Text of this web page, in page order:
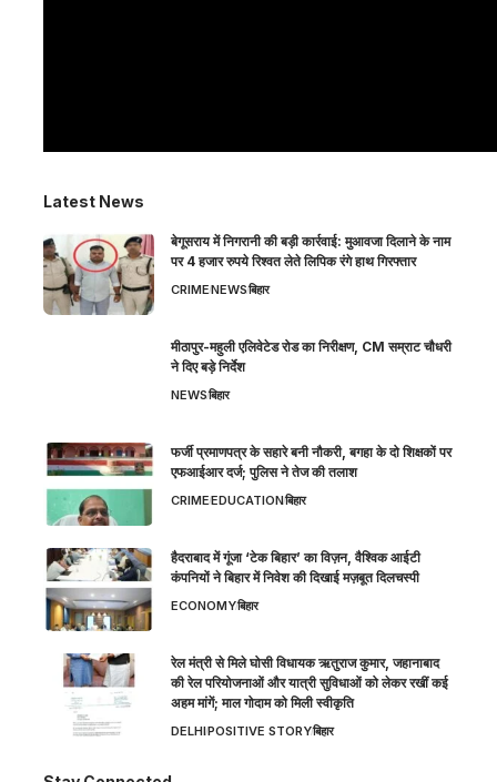
Latest News
बेगूसराय में निगरानी की बड़ी कार्रवाई: मुआवजा दिलाने के नाम
पर 4 हजार रुपये रिश्वत लेते लिपिक रंगे हाथ गिरफ्तार
CRIMENEWSबिहार
मीठापुर-महुली एलिवेटेड रोड का निरीक्षण, CM सम्राट चौधरी
ने दिए बड़े निर्देश
NEWSबिहार
फर्जी प्रमाणपत्र के सहारे बनी नौकरी, बगहा के दो शिक्षकों पर
एफआईआर दर्ज; पुलिस ने तेज की तलाश
CRIMEEDUCATIONबिहार
हैदराबाद में गूंजा ‘टेक बिहार’ का विज़न, वैश्विक आईटी
कंपनियों ने बिहार में निवेश की दिखाई मज़बूत दिलचस्पी
ECONOMYबिहार
रेल मंत्री से मिले घोसी विधायक ऋतुराज कुमार, जहानाबाद
की रेल परियोजनाओं और यात्री सुविधाओं को लेकर रखीं कई
अहम मांगें; माल गोदाम को मिली स्वीकृति
DELHIPOSITIVE STORYबिहार